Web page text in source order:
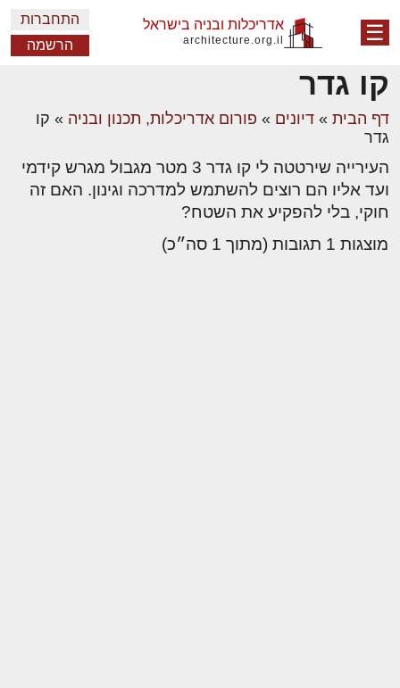
☰ אדריכלות ובניה בישראל
architecture.org.il
התחברות
הרשמה
קו גדר
דף הבית » דיונים » פורום אדריכלות, תכנון ובניה » קו
גדר
העירייה שירטטה לי קו גדר 3 מטר מגבול מגרש קידמי
ועד אליו הם רוצים להשתמש למדרכה וגינון. האם זה
חוקי, בלי להפקיע את השטח?
מוצגות 1 תגובות (מתוך 1 סה״כ)